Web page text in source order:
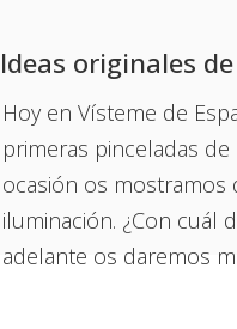
Ideas originales
Hoy en Vísteme de
primeras pinceladas
ocasión os mostramos
iluminación. ¿Con cuál
adelante os daremos